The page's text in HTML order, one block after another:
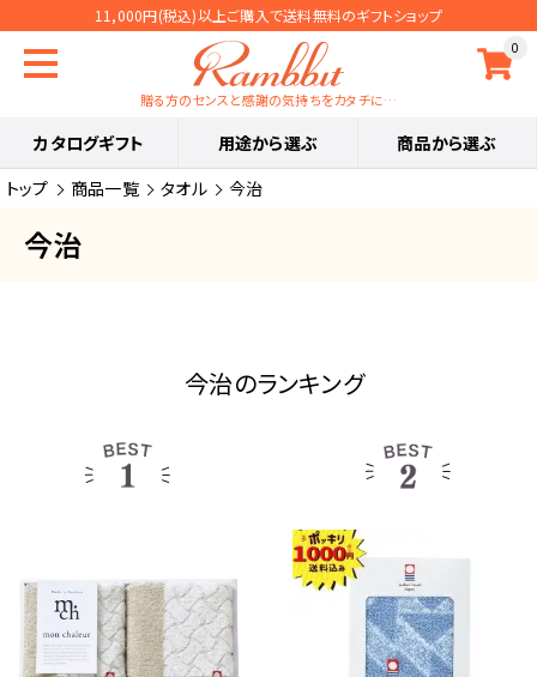
11,000円(税込)以上ご購入で送料無料のギフトショップ
0
贈る方のセンスと感謝の気持ちをカタチに…
カタログギフト 用途から選ぶ
商品から選ぶ
トップ
商品一覧 タオル 今治
今治
今治のランキング